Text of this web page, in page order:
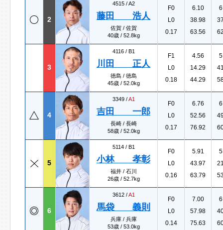
2
4515 /A2
藤田 浩人
佐賀 / 佐賀
40歳 / 52.8kg
F0
L0
0.17
6.10
38.98
63.56
3
4116 / B1
川田 正人
徳島 / 徳島
45歳 / 52.0kg
F1
L0
0.18
4.56
14.29
44.29
4
3349 /A1
吉田 一郎
長崎 / 長崎
58歳 / 52.0kg
F0
L0
0.17
6.76
52.56
76.92
5
5114 / B1
小林 孝彰
福井 / 石川
26歳 / 52.7kg
F0
L0
0.16
5.91
43.97
63.79
6
3612 /A1
馬袋 義則
兵庫 / 兵庫
53歳 / 53.0kg
F0
L0
0.14
7.00
57.98
75.63